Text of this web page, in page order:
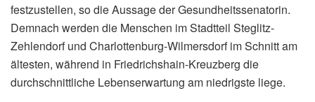
festzustellen, so die Aussage der Gesundheitssenatorin.
Demnach werden die Menschen im Stadtteil Steglitz-
Zehlendorf und Charlottenburg-Wilmersdorf im Schnitt am
ältesten, während in Friedrichshain-Kreuzberg die
durchschnittliche Lebenserwartung am niedrigste liege.